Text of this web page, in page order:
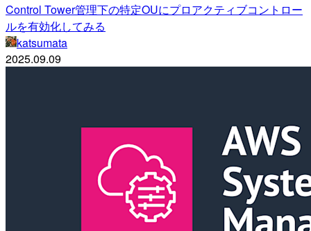
Control Tower管理下の特定OUにプロアクティブコントロー
ルを有効化してみる
katsumata
2025.09.09